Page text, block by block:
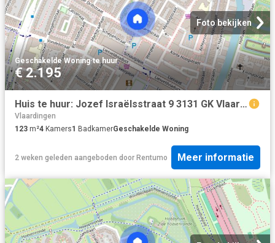
Foto bekijken
Geschakelde Woning·te huur
€ 2.195
Huis te huur: Jozef Israëlsstraat 9 3131 GK Vlaardingen
Vlaardingen
123 m²4 Kamers1 BadkamerGeschakelde Woning
2 weken geleden aangeboden door Rentumo Meer informatie